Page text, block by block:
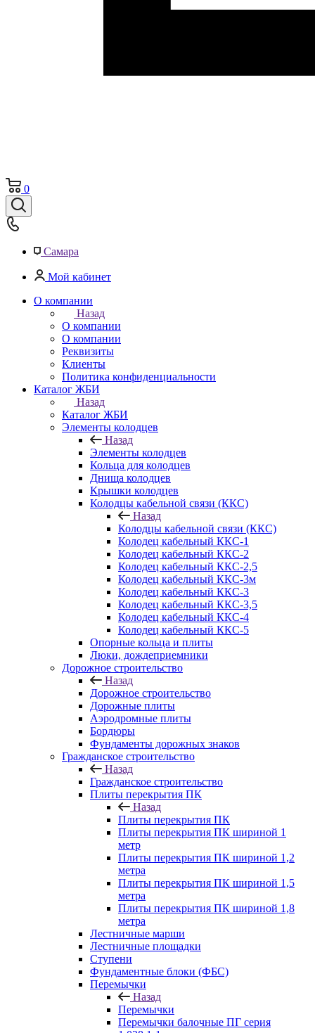
0
Самара
Мой кабинет
О компании
Назад
О компании
О компании
Реквизиты
Клиенты
Политика конфиденциальности
Каталог ЖБИ
Назад
Каталог ЖБИ
Элементы колодцев
Назад
Элементы колодцев
Кольца для колодцев
Днища колодцев
Крышки колодцев
Колодцы кабельной связи (ККС)
Назад
Колодцы кабельной связи (ККС)
Колодец кабельный ККС-1
Колодец кабельный ККС-2
Колодец кабельный ККС-2,5
Колодец кабельный ККС-3м
Колодец кабельный ККС-3
Колодец кабельный ККС-3,5
Колодец кабельный ККС-4
Колодец кабельный ККС-5
Опорные кольца и плиты
Люки, дождеприемники
Дорожное строительство
Назад
Дорожное строительство
Дорожные плиты
Аэродромные плиты
Бордюры
Фундаменты дорожных знаков
Гражданское строительство
Назад
Гражданское строительство
Плиты перекрытия ПК
Назад
Плиты перекрытия ПК
Плиты перекрытия ПК шириной 1
метр
Плиты перекрытия ПК шириной 1,2
метра
Плиты перекрытия ПК шириной 1,5
метра
Плиты перекрытия ПК шириной 1,8
метра
Лестничные марши
Лестничные площадки
Ступени
Фундаментные блоки (ФБС)
Перемычки
Назад
Перемычки
Перемычки балочные ПГ серия